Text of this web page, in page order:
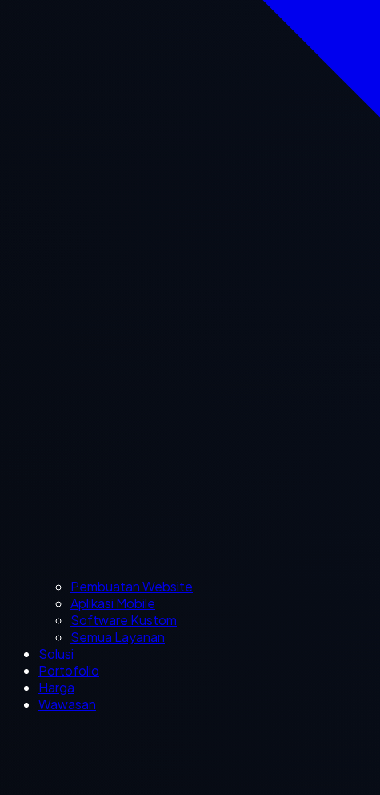
Pembuatan Website
Aplikasi Mobile
Software Kustom
Semua Layanan
Solusi
Portofolio
Harga
Wawasan